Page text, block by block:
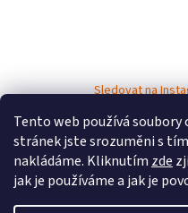
Tento web používá soubory
stránek jste srozuměni s
nakládáme. Kliknutím zde
jak je používáme a jak je
Sledovat na